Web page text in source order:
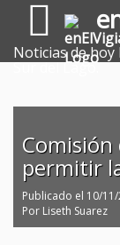
Noticias de hoy
Sur del Lago.
Comisión
permitir
Publicado el 10/
Por Liseth Suarez